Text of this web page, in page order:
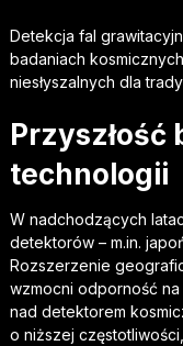
Detekcja fal
badaniach
niesłyszalnych dla
Przyszłość
technologii
W nadchodzących
detektorów – m.in.
Rozszerzenie
wzmocni odporność
nad detektorem
o niższej